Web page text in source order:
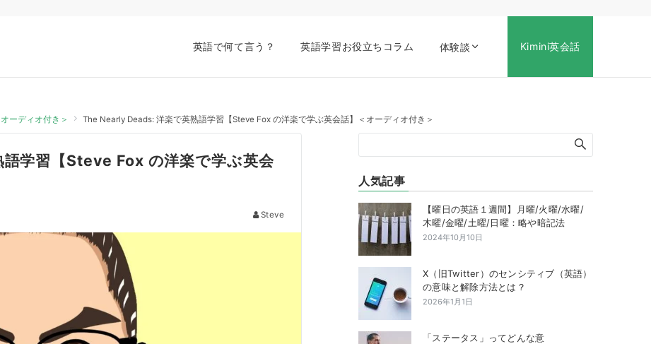
英語で何て言う？ 英語学習お役立ちコラム 体験談 Kimini英会話
ーディオ付き＞ The Nearly Deads: 洋楽で英熟語学習【Steve Fox の洋楽で学ぶ英会話】＜オーディオ付き＞
学習【Steve Fox の洋楽で学ぶ英会
Steve
人気記事
【曜日の英語１週間】月曜/火曜/水曜/
木曜/金曜/土曜/日曜：略や暗記法
2024年10月10日
X（旧Twitter）のセンシティブ（英語）
の意味と解除方法とは？
2026年1月1日
「ステータス」ってどんな意